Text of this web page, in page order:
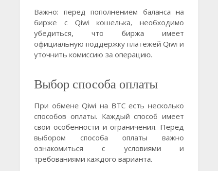
Важно: перед пополнением баланса на
бирже с Qiwi кошелька, необходимо
убедиться, что биржа имеет
официальную поддержку платежей Qiwi и
уточнить комиссию за операцию.
Выбор способа оплаты
При обмене Qiwi на BTC есть несколько
способов оплаты. Каждый способ имеет
свои особенности и ограничения. Перед
выбором способа оплаты важно
ознакомиться с условиями и
требованиями каждого варианта.